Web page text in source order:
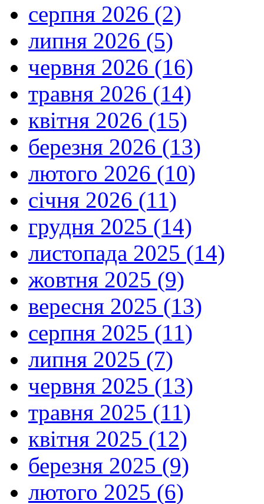
серпня 2026 (2)
липня 2026 (5)
червня 2026 (16)
травня 2026 (14)
квітня 2026 (15)
березня 2026 (13)
лютого 2026 (10)
січня 2026 (11)
грудня 2025 (14)
листопада 2025 (14)
жовтня 2025 (9)
вересня 2025 (13)
серпня 2025 (11)
липня 2025 (7)
червня 2025 (13)
травня 2025 (11)
квітня 2025 (12)
березня 2025 (9)
лютого 2025 (6)